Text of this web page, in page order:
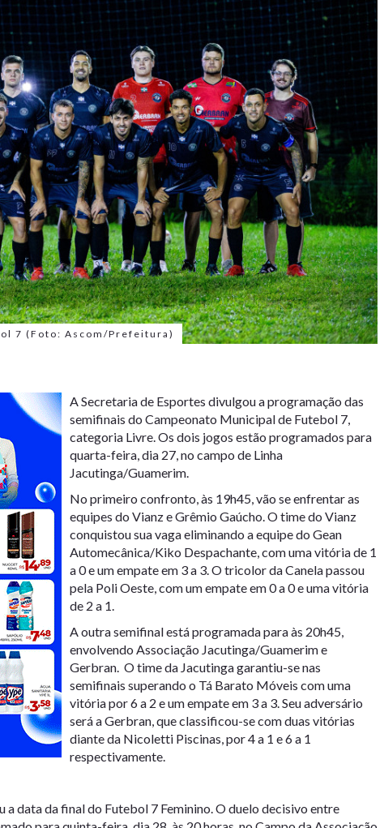
7 (Foto: Ascom/Prefeitura)
A Secretaria de Esportes divulgou a programação das
semifinais do Campeonato Municipal de Futebol 7,
categoria Livre. Os dois jogos estão programados para
quarta-feira, dia 27, no campo de Linha
Jacutinga/Guamerim.
No primeiro confronto, às 19h45, vão se enfrentar as
equipes do Vianz e Grêmio Gaúcho. O time do Vianz
conquistou sua vaga eliminando a equipe do Gean
Automecânica/Kiko Despachante, com uma vitória de 1
a 0 e um empate em 3 a 3. O tricolor da Canela passou
pela Poli Oeste, com um empate em 0 a 0 e uma vitória
de 2 a 1.
A outra semifinal está programada para às 20h45,
envolvendo Associação Jacutinga/Guamerim e
Gerbran. O time da Jacutinga garantiu-se nas
semifinais superando o Tá Barato Móveis com uma
vitória por 6 a 2 e um empate em 3 a 3. Seu adversário
será a Gerbran, que classificou-se com duas vitórias
diante da Nicoletti Piscinas, por 4 a 1 e 6 a 1
respectivamente.
data da final do Futebol 7 Feminino. O duelo decisivo entre